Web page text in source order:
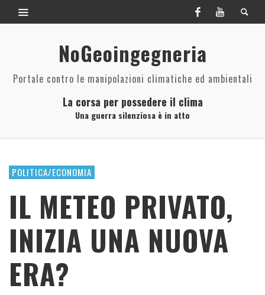
NoGeoingegneria
Portale contro le manipolazioni climatiche ed ambientali
La corsa per possedere il clima
Una guerra silenziosa è in atto
POLITICA/ECONOMIA
IL METEO PRIVATO,
INIZIA UNA NUOVA
ERA?